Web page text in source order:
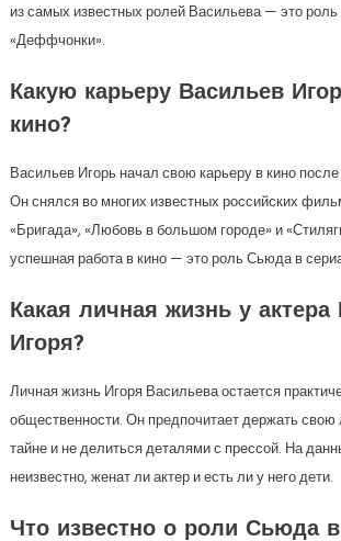
из самых известных ролей Васильева — это
«Деффчонки».
Какую карьеру Васильев
кино?
Васильев Игорь начал свою карьеру в кино
Он снялся во многих известных российских
«Бригада», «Любовь в большом городе» и
успешная работа в кино — это роль Сьюда в
Какая личная жизнь у актера
Игоря?
Личная жизнь Игоря Васильева остается
общественности. Он предпочитает держать
тайне и не делиться деталями с прессой. На
неизвестно, женат ли актер и есть ли у него дети.
Что известно о роли Сьюда